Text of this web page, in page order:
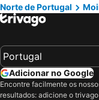
Norte de Portugal
Adicionar no Google
Encontre facilmente os
resultados: adicione o